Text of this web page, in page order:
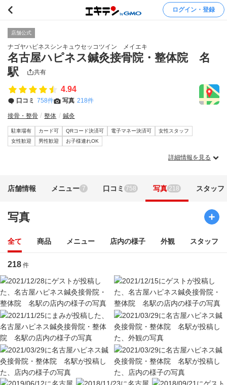
ログイン・登録
店舗公式
ナゴヤハピネスシンキュウセッコツイン メイエキ
名古屋ハピネス鍼灸接骨院・整体院 名
駅
共有
4.94
口コミ 758件 写真 218件
接骨・整骨 整体 鍼灸
駐車場有 カード可 QRコード決済可 電子マネー決済可
女性スタッフ
女性歓迎
男性歓迎 お子様連れOK
詳細情報を見る
店舗情報 メニュー 7 口コミ 758 写真 218 スタッフ
写真
全て 商品 メニュー 店内の様子 外観 スタッフ
218 件